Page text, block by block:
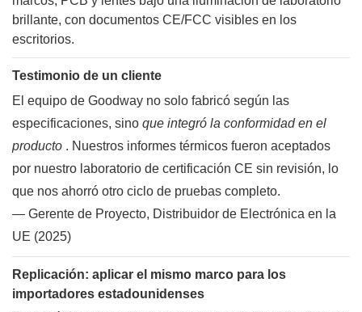
Testimonio de un cliente
El equipo de Goodway no solo fabricó según las
especificaciones, sino que integró la conformidad en el
producto . Nuestros informes térmicos fueron aceptados
por nuestro laboratorio de certificación CE sin revisión, lo
que nos ahorró otro ciclo de pruebas completo.
— Gerente de Proyecto, Distribuidor de Electrónica en la
UE (2025)
Replicación: aplicar el mismo marco para los
importadores estadounidenses